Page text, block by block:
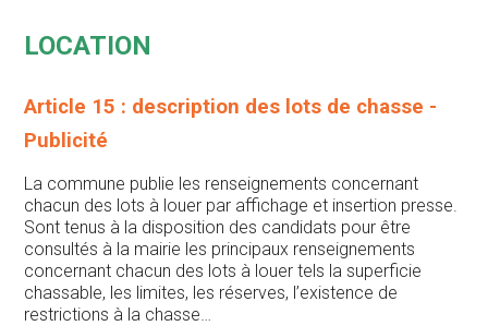
LOCATION
Article 15 : description des lots de chasse -
Publicité
La commune publie les renseignements concernant
chacun des lots à louer par affichage et insertion presse.
Sont tenus à la disposition des candidats pour être
consultés à la mairie les principaux renseignements
concernant chacun des lots à louer tels la superficie
chassable, les limites, les réserves, l’existence de
restrictions à la chasse…